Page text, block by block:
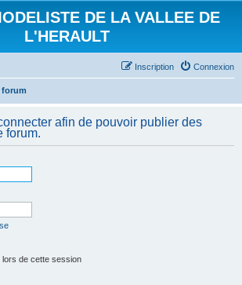
DE LA VALLEE DE
L'HERAULT
Connexion
Inscription
afin de pouvoir publier des
forum.
de cette session